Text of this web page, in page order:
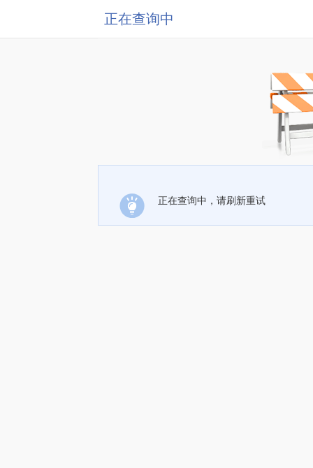
正在查询中
正在查询中，请刷新重试